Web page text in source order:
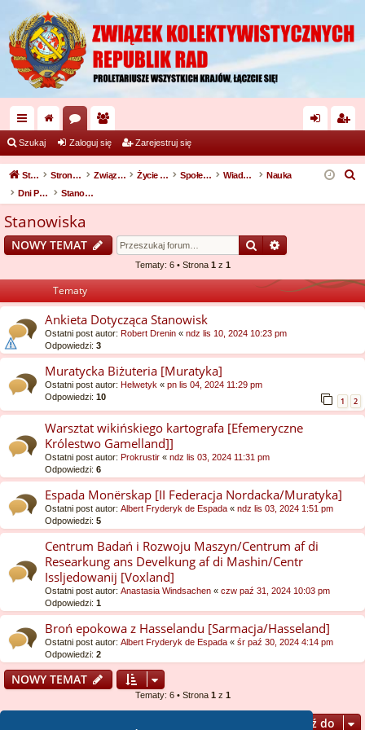
ię
ce
j
or
a
ży
tk
ni
og ej
ę
Szukaj Zaloguj się Zarejestruj się
Strona domowa Strona główna Związek Kolektywistycznych Republik Rad Życie w kraju Społeczeństwo Wiadomości z kraju
Nauka
Dni Postępu 2024
Stanowiska
Stanowiska
NOWY TEMAT SzukajWyszukiwanie
Tematy: 6 • Strona 1 z 1
Tematy
Ankieta Dotycząca Stanowisk
Ostatni post autor: Robert Drenin « ndz lis 10, 2024 10:23 pm
Odpowiedzi: 3
Muratycka Biżuteria [Muratyka]
Ostatni post autor: Helwetyk « pn lis 04, 2024 11:29 pm
Odpowiedzi: 10 1 2
Warsztat wikińskiego kartografa [Efemeryczne
Królestwo Gamelland]]
Ostatni post autor: Prokrustir « ndz lis 03, 2024 11:31 pm
Odpowiedzi: 6
Espada Monërskap [II Federacja Nordacka/Muratyka]
Ostatni post autor: Albert Fryderyk de Espada « ndz lis 03, 2024 1:51 pm
Odpowiedzi: 5
Centrum Badań i Rozwoju Maszyn/Centrum af di
Researkung ans Develkung af di Mashin/Centr
Issljedowanij [Voxland]
Ostatni post autor: Anastasia Windsachen « czw paź 31, 2024 10:03 pm
Odpowiedzi: 1
Broń epokowa z Hasselandu [Sarmacja/Hasseland]
Ostatni post autor: Albert Fryderyk de Espada « śr paź 30, 2024 4:14 pm
Odpowiedzi: 2
NOWY TEMAT
Tematy: 6 • Strona 1 z 1
Przejdź do